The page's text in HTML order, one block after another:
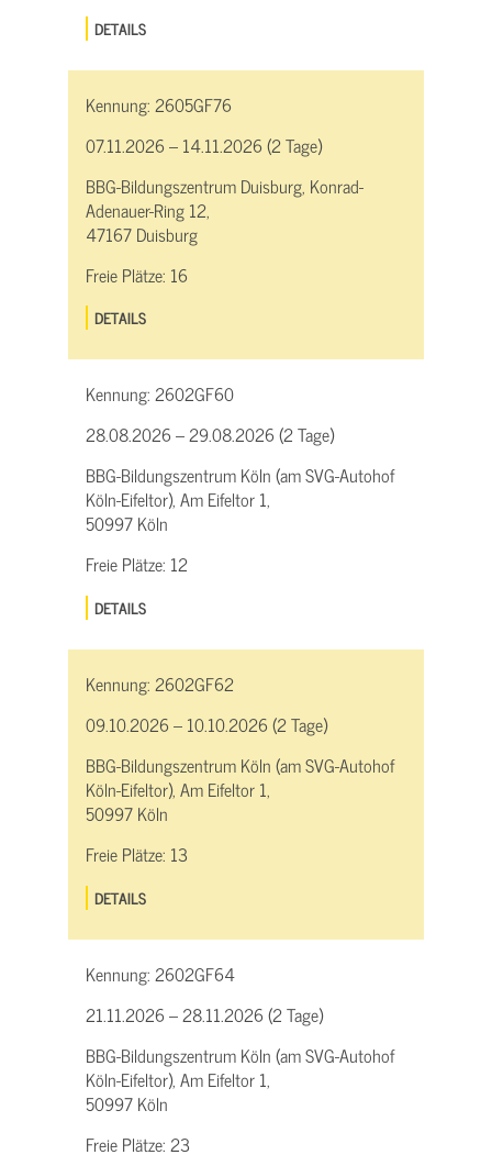
DETAILS
Kennung:2605GF76
07.11.2026 – 14.11.2026 (2 Tage)
BBG-Bildungszentrum Duisburg, Konrad-
Adenauer-Ring 12,
47167 Duisburg
Freie Plätze: 16
DETAILS
Kennung:2602GF60
28.08.2026 – 29.08.2026 (2 Tage)
BBG-Bildungszentrum Köln (am SVG-Autohof
Köln-Eifeltor), Am Eifeltor 1,
50997 Köln
Freie Plätze: 12
DETAILS
Kennung:2602GF62
09.10.2026 – 10.10.2026 (2 Tage)
BBG-Bildungszentrum Köln (am SVG-Autohof
Köln-Eifeltor), Am Eifeltor 1,
50997 Köln
Freie Plätze: 13
DETAILS
Kennung:2602GF64
21.11.2026 – 28.11.2026 (2 Tage)
BBG-Bildungszentrum Köln (am SVG-Autohof
Köln-Eifeltor), Am Eifeltor 1,
50997 Köln
Freie Plätze:23